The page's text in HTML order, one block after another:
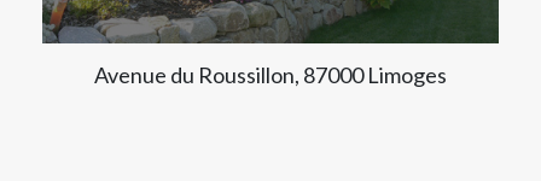
Avenue du Roussillon, 87000 Limoges